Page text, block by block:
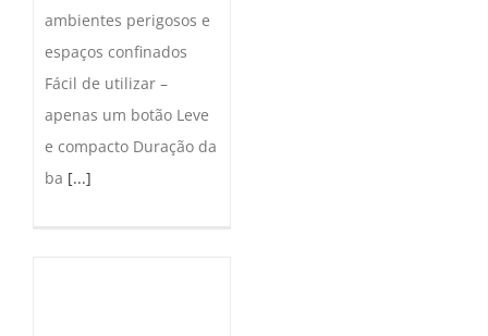
ambientes perigosos e
espaços confinados
Fácil de utilizar –
apenas um botão Leve
e compacto Duração da
ba [...]